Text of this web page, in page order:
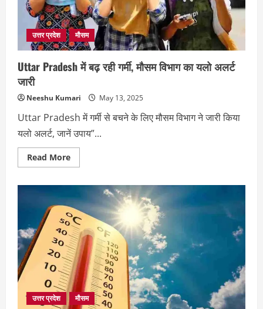
उत्तर प्रदेश मौसम
Uttar Pradesh में बढ़ रही गर्मी, मौसम विभाग का यलो अलर्ट
जारी
Neeshu Kumari May 13, 2025
Uttar Pradesh में गर्मी से बचने के लिए मौसम विभाग ने जारी किया
यलो अलर्ट, जानें उपाय”...
Read MoreRead
more
Pradesh
में
बढ़
रही
गर्मी,
मौसम
विभाग
का
यलो
अलर्ट
जारी
उत्तर प्रदेश मौसम